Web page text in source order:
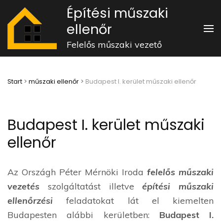
content
(Press
Építési műszaki
ellenőr
Felelős műszaki vezető
Start > műszaki ellenőr > Budapest I. kerület műszaki ellenőr
Budapest I. kerület műszaki
ellenőr
Az Országh Péter Mérnöki Iroda felelős műszaki
vezetés szolgáltatást illetveépítési műszaki
ellenőrzési feladatokat lát el kiemelten
Budapesten alábbi kerületben: Budapest I.